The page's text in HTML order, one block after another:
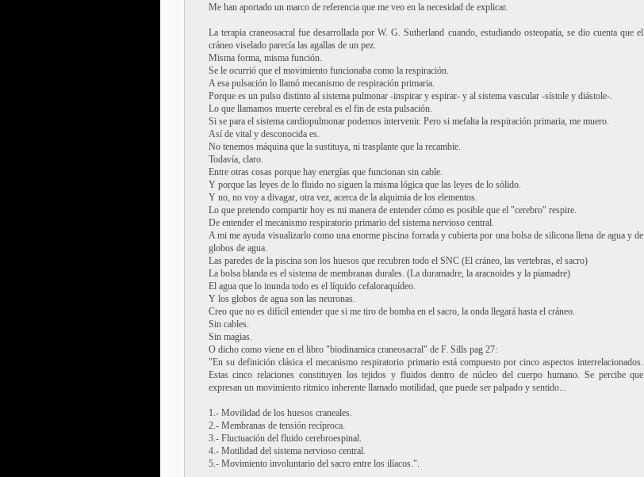
Me han aportado un marco de referencia que me veo en la necesidad de explicar.
La terapia craneosacral fue desarrollada por W. G. Sutherland cuando, estudiando osteopatía, se dio cuenta que el
cráneo viselado parecía las agallas de un pez.
Misma forma, misma función.
Se le ocurrió que el movimiento funcionaba como la respiración.
A esa pulsación lo llamó mecanismo de respiración primaria.
Porque es un pulso distinto al sistema pulmonar -inspirar y espirar- y al sistema vascular -sístole y diástole-.
Lo que llamamos muerte cerebral es el fin de esta pulsación.
Si se para el sistema cardiopulmonar podemos intervenir. Pero si mefalta la respiración primaria, me muero.
Así de vital y desconocida es.
No tenemos máquina que la sustituya, ni trasplante que la recambie.
Todavía, claro.
Entre otras cosas porque hay energías que funcionan sin cable.
Y porque las leyes de lo fluido no siguen la misma lógica que las leyes de lo sólido.
Y no, no voy a divagar, otra vez, acerca de la alquimia de los elementos.
Lo que pretendo compartir hoy es mi manera de entender cómo es posible que el "cerebro" respire.
De entender el mecanismo respiratorio primario del sistema nervioso central.
A mi me ayuda visualizarlo como una enorme piscina forrada y cubierta por una bolsa de silicona llena de agua y de
globos de agua.
Las paredes de la piscina son los huesos que recubren todo el SNC (El cráneo, las vertebras, el sacro)
La bolsa blanda es el sistema de membranas durales. (La duramadre, la aracnoides y la piamadre)
El agua que lo inunda todo es el líquido cefaloraquídeo.
Y los globos de agua son las neuronas.
Creo que no es difícil entender que si me tiro de bomba en el sacro, la onda llegará hasta el cráneo.
Sin cables.
Sin magias.
O dicho como viene en el libro "biodinamica craneosacral" de F. Sills pag 27:
"En su definición clásica el mecanismo respiratorio primario está compuesto por cinco aspectos interrelacionados.
Estas cinco relaciones constituyen los tejidos y fluidos dentro de núcleo del cuerpo humano. Se percibe que
expresan un movimiento ritmico inherente llamado motilidad, que puede ser palpado y sentido...
1.- Movilidad de los huesos craneales.
2.- Membranas de tensión recíproca.
3.- Fluctuación del fluido cerebroespinal.
4.- Motilidad del sistema nervioso central.
5.- Movimiento involuntario del sacro entre los ilíacos.".